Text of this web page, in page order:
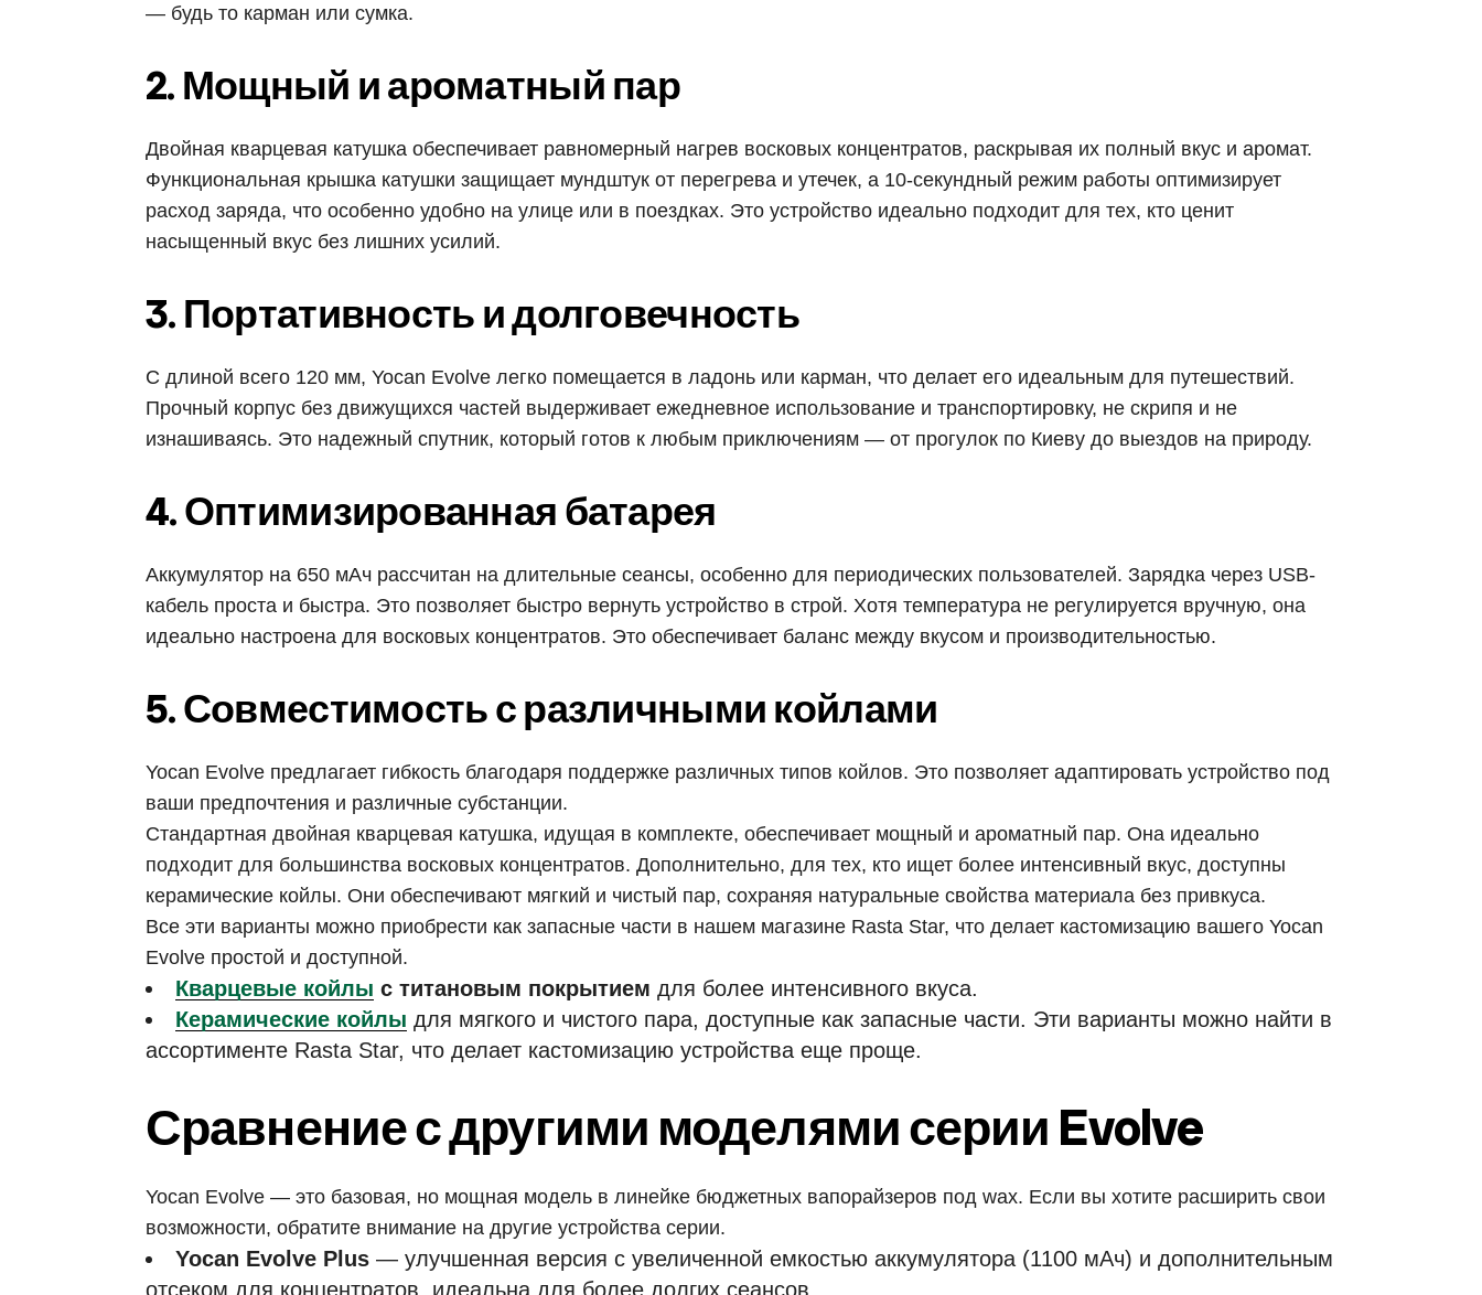
— будь то карман или сумка.
2. Мощный и ароматный пар
Двойная кварцевая катушка обеспечивает равномерный нагрев восковых концентратов, раскрывая их полный вкус и аромат.
Функциональная крышка катушки защищает мундштук от перегрева и утечек, а 10-секундный режим работы оптимизирует
расход заряда, что особенно удобно на улице или в поездках. Это устройство идеально подходит для тех, кто ценит
насыщенный вкус без лишних усилий.
3. Портативность и долговечность
С длиной всего 120 мм, Yocan Evolve легко помещается в ладонь или карман, что делает его идеальным для путешествий.
Прочный корпус без движущихся частей выдерживает ежедневное использование и транспортировку, не скрипя и не
изнашиваясь. Это надежный спутник, который готов к любым приключениям — от прогулок по Киеву до выездов на природу.
4. Оптимизированная батарея
Аккумулятор на 650 мАч рассчитан на длительные сеансы, особенно для периодических пользователей. Зарядка через USB-
кабель проста и быстра. Это позволяет быстро вернуть устройство в строй. Хотя температура не регулируется вручную, она
идеально настроена для восковых концентратов. Это обеспечивает баланс между вкусом и производительностью.
5. Совместимость с различными койлами
Yocan Evolve предлагает гибкость благодаря поддержке различных типов койлов. Это позволяет адаптировать устройство под
ваши предпочтения и различные субстанции.
Стандартная двойная кварцевая катушка, идущая в комплекте, обеспечивает мощный и ароматный пар. Она идеально
подходит для большинства восковых концентратов. Дополнительно, для тех, кто ищет более интенсивный вкус, доступны
керамические койлы. Они обеспечивают мягкий и чистый пар, сохраняя натуральные свойства материала без привкуса.
Все эти варианты можно приобрести как запасные части в нашем магазине Rasta Star, что делает кастомизацию вашего Yocan
Evolve простой и доступной.
Кварцевые койлы с титановым покрытием для более интенсивного вкуса.
Керамические койлы для мягкого и чистого пара, доступные как запасные части. Эти варианты можно найти в
ассортименте Rasta Star, что делает кастомизацию устройства еще проще.
Сравнение с другими моделями серии Evolve
Yocan Evolve — это базовая, но мощная модель в линейке бюджетных вапорайзеров под wax. Если вы хотите расширить свои
возможности, обратите внимание на другие устройства серии.
Yocan Evolve Plus — улучшенная версия с увеличенной емкостью аккумулятора (1100 мАч) и дополнительным
отсеком для концентратов, идеальна для более долгих сеансов.